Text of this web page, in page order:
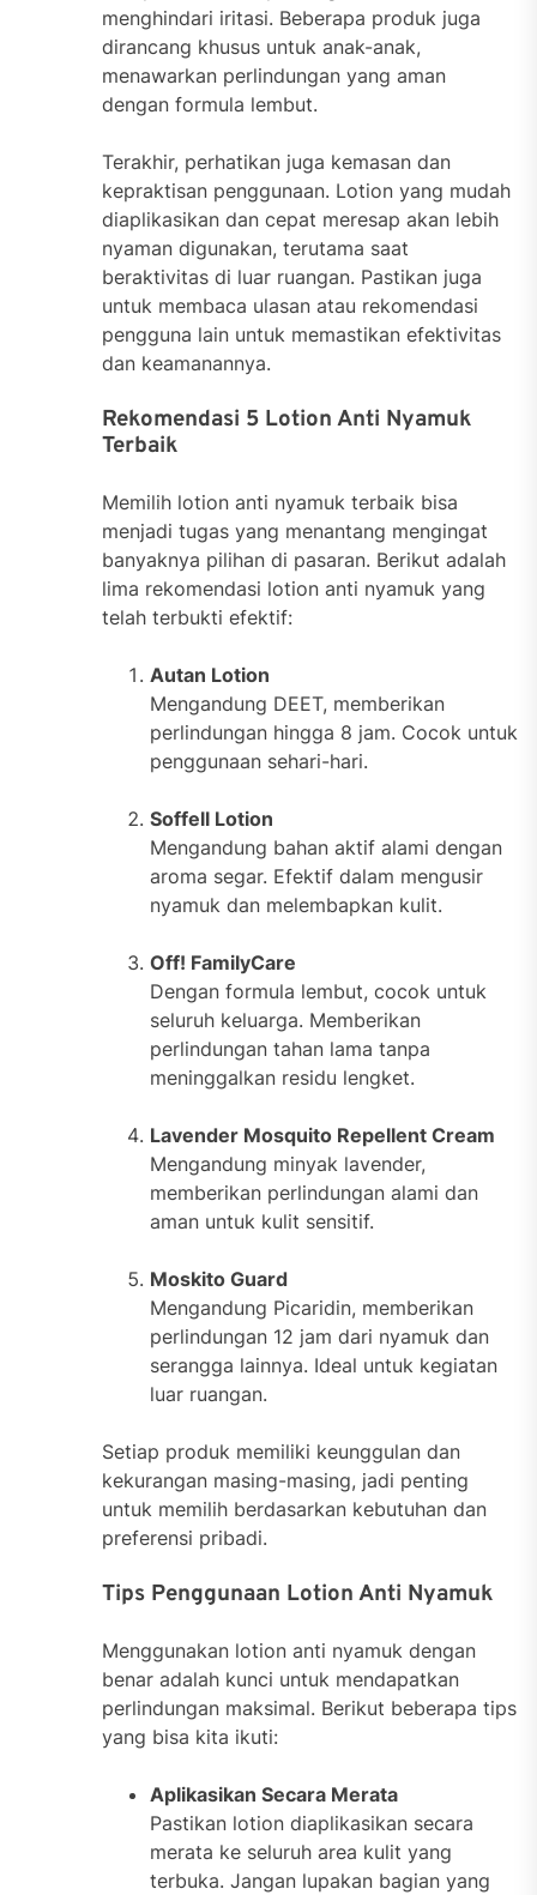
menghindari iritasi. Beberapa produk juga
dirancang khusus untuk anak-anak,
menawarkan perlindungan yang aman
dengan formula lembut.
Terakhir, perhatikan juga kemasan dan
kepraktisan penggunaan. Lotion yang mudah
diaplikasikan dan cepat meresap akan lebih
nyaman digunakan, terutama saat
beraktivitas di luar ruangan. Pastikan juga
untuk membaca ulasan atau rekomendasi
pengguna lain untuk memastikan efektivitas
dan keamanannya.
Rekomendasi 5 Lotion Anti Nyamuk
Terbaik
Memilih lotion anti nyamuk terbaik bisa
menjadi tugas yang menantang mengingat
banyaknya pilihan di pasaran. Berikut adalah
lima rekomendasi lotion anti nyamuk yang
telah terbukti efektif:
Autan Lotion
Mengandung DEET, memberikan
perlindungan hingga 8 jam. Cocok untuk
penggunaan sehari-hari.
Soffell Lotion
Mengandung bahan aktif alami dengan
aroma segar. Efektif dalam mengusir
nyamuk dan melembapkan kulit.
Off! FamilyCare
Dengan formula lembut, cocok untuk
seluruh keluarga. Memberikan
perlindungan tahan lama tanpa
meninggalkan residu lengket.
Lavender Mosquito Repellent Cream
Mengandung minyak lavender,
memberikan perlindungan alami dan
aman untuk kulit sensitif.
Moskito Guard
Mengandung Picaridin, memberikan
perlindungan 12 jam dari nyamuk dan
serangga lainnya. Ideal untuk kegiatan
luar ruangan.
Setiap produk memiliki keunggulan dan
kekurangan masing-masing, jadi penting
untuk memilih berdasarkan kebutuhan dan
preferensi pribadi.
Tips Penggunaan Lotion Anti Nyamuk
Menggunakan lotion anti nyamuk dengan
benar adalah kunci untuk mendapatkan
perlindungan maksimal. Berikut beberapa tips
yang bisa kita ikuti:
Aplikasikan Secara Merata
Pastikan lotion diaplikasikan secara
merata ke seluruh area kulit yang
terbuka. Jangan lupakan bagian yang